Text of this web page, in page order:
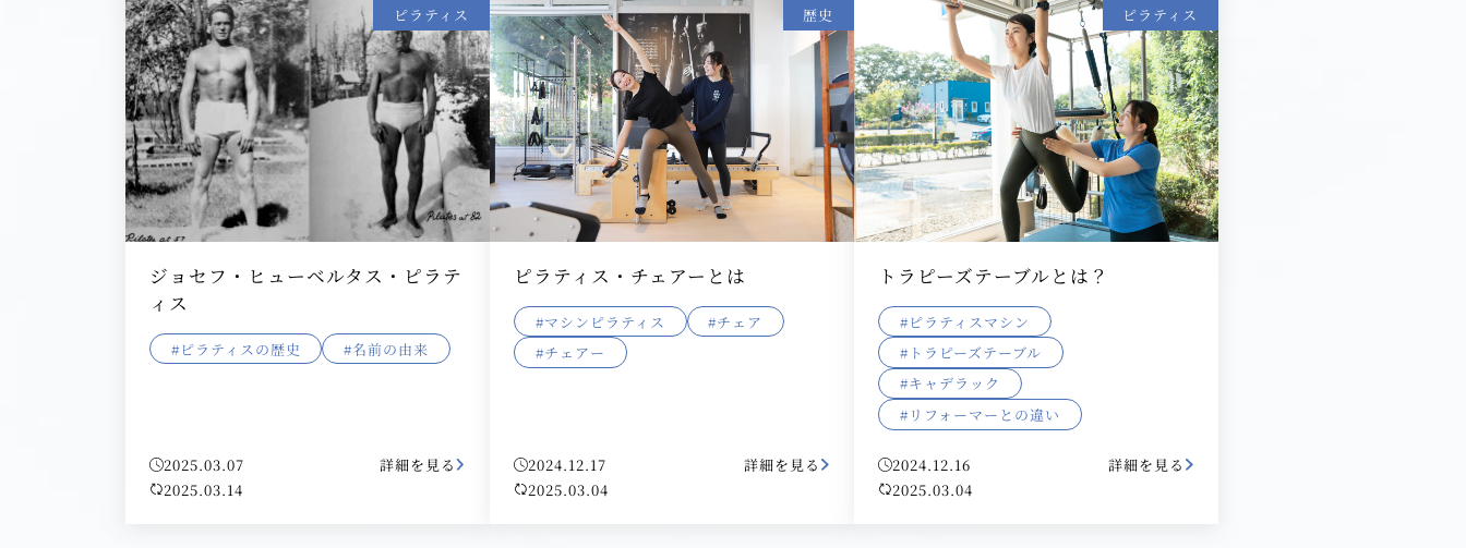
ピラティス
ジョセフ・ヒューベルタス・ピラテ
ィス
#ピラティスの歴史 #名前の由来
2025.03.07
2025.03.14
詳細を見る
歴史
ピラティス・チェアーとは
#マシンピラティス
#チェア
#チェアー
2024.12.17
2025.03.04
詳細を見る
ピラティス
トラピーズテーブルとは？
#ピラティスマシン
#トラピーズテーブル
#キャデラック
#リフォーマーとの違い
2024.12.16
2025.03.04
詳細を見る